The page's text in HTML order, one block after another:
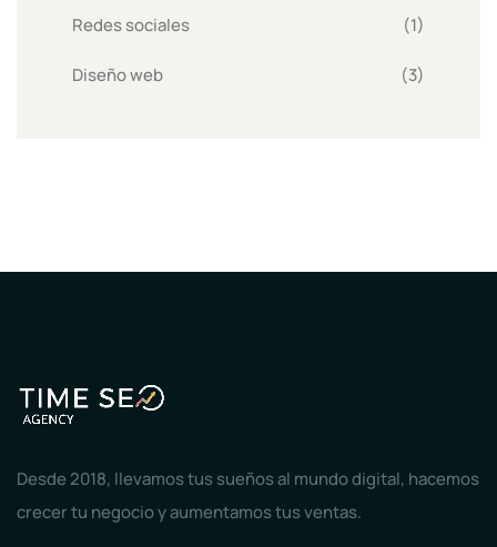
Redes sociales (1)
Diseño web (3)
Desde 2018, llevamos tus sueños al mundo digital, hacemos
crecer tu negocio y aumentamos tus ventas.